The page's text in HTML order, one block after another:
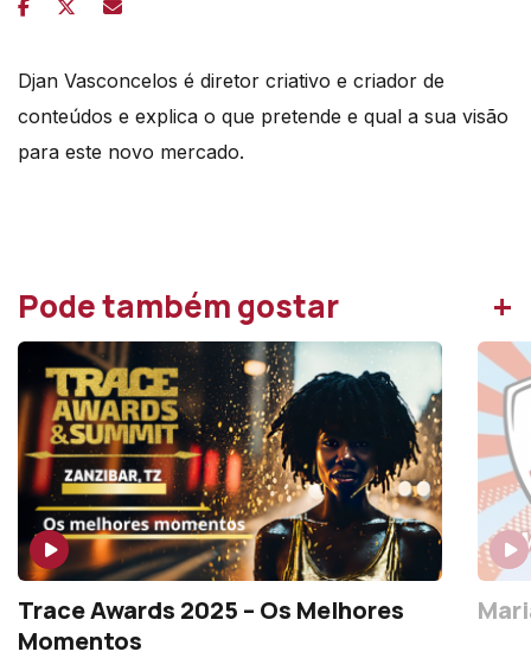
Djan Vasconcelos é diretor criativo e criador de
conteúdos e explica o que pretende e qual a sua visão
para este novo mercado.
Pode também gostar +
Trace Awards 2025 – Os Melhores
Momentos